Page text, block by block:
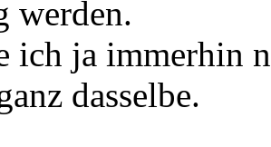
werden.
ich ja immerhin
dasselbe.